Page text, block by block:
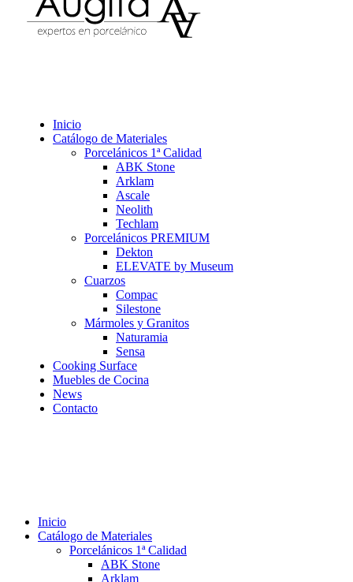
Inicio
Catálogo de Materiales
Porcelánicos 1ª Calidad
ABK Stone
Arklam
Ascale
Neolith
Techlam
Porcelánicos PREMIUM
Dekton
ELEVATE by Museum
Cuarzos
Compac
Silestone
Mármoles y Granitos
Naturamia
Sensa
Cooking Surface
Muebles de Cocina
News
Contacto
Inicio
Catálogo de Materiales
Porcelánicos 1ª Calidad
ABK Stone
Arklam